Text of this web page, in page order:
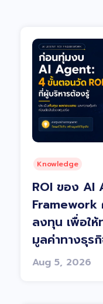
Knowledge
ROI ของ AI
ลงทุน เพื่อใ
มูลค่าทางธุร
Aug 5, 2026